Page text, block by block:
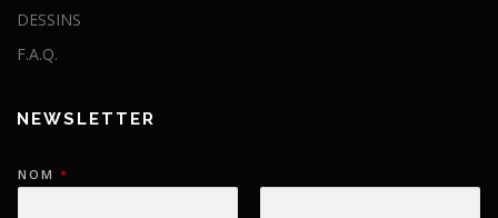
DESSINS
F.A.Q.
NEWSLETTER
NOM *